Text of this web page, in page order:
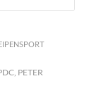
, PETER